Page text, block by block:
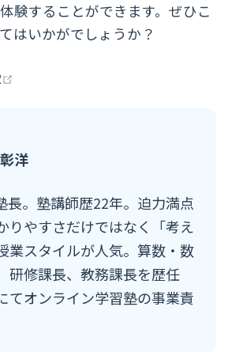
験することができます。ぜひこ
はいかがでしょうか？
洋
長。塾講師歴22年。迫力満点
りやすさだけではなく「考え
業スタイルが人気。算数・数
研修課長、教務課長を歴任
てオンライン学習塾の事業責